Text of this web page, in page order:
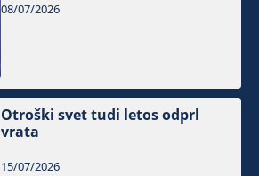
08/07/2026
Otroški svet tudi letos odprl
vrata
15/07/2026